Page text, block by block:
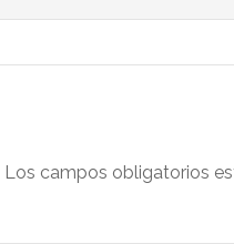
Los campos obligatorios